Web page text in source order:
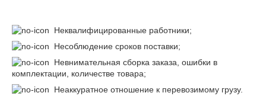
Неквалифицированные работники;
Несоблюдение сроков поставки;
Невнимательная сборка заказа, ошибки в
комплектации, количестве товара;
Неаккуратное отношение к перевозимому грузу.